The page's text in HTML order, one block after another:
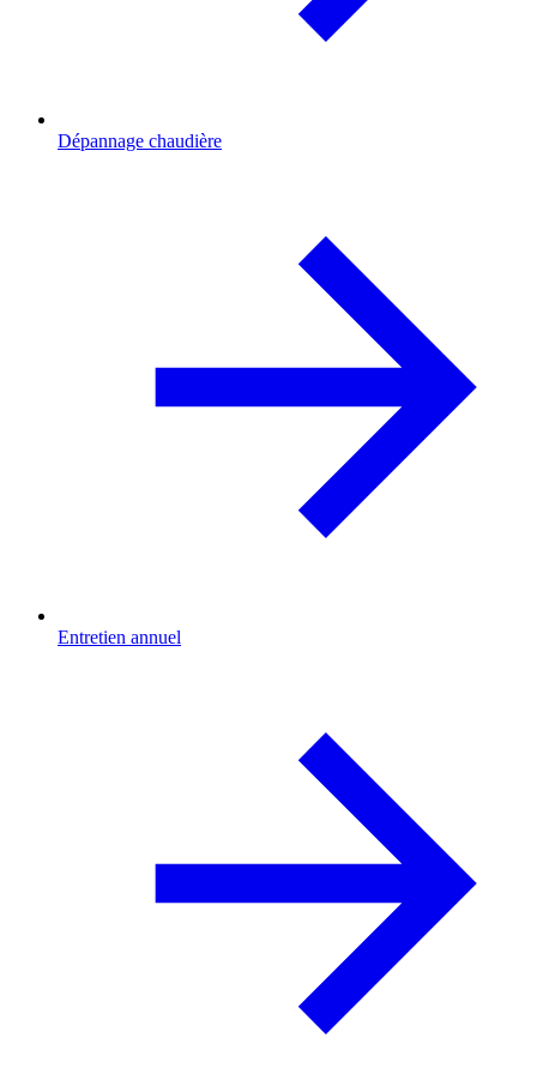
Dépannage chaudière
Entretien annuel